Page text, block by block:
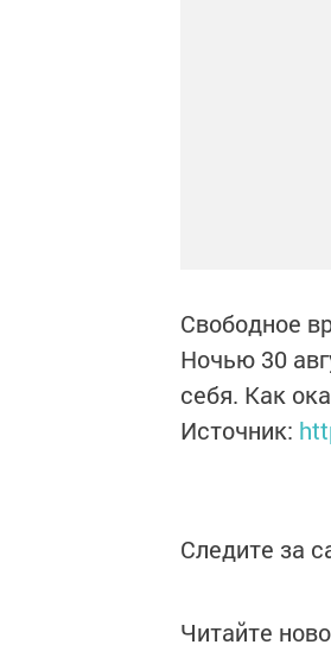
Свободное
Ночью 30
себя. Как
Источник:
Следите за
Читайте